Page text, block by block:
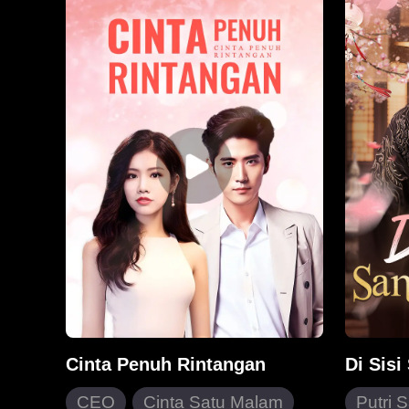
rencananya digagalkan oleh
seorang pria yang ikut campur.
Jodi pun menikam, melumpuhkan,
dan melucuti pakaiannya. Saat
mengetahui pria itu adalah
Pangeran Austin, Jodi
bersembunyi dengan menyamar
sebagai gadis lemah. Namun, sang
Pangeran terus menghantuinya,
dan kecurigaannya kian menjadi
setiap kali mereka bertemu...
Lincoln,
dimulai.
Cinta Penuh Rintangan
CEO Cinta Satu Malam
Di Sisi
Putri